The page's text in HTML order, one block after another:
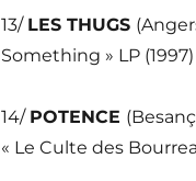
13/ LES THUGS
Something » LP (1997)
14/ POTENCE
« Le Culte des